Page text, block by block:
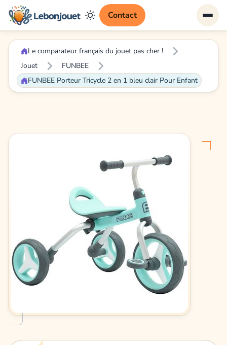
Contact
Le comparateur français du jouet pas cher !
Jouet
FUNBEE
FUNBEE Porteur Tricycle 2 en 1 bleu clair Pour Enfant